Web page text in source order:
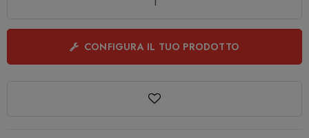
CONFIGURA IL TUO PRODOTTO